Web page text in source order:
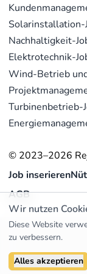
Solarinstallation-
Nachhaltigkeit-
Elektrotechnik-
Wind-Betrieb
Turbinenbetrieb-
© 2023–2026
Job inserieren
AGB
Wir nutzen
Diese Website
zu verbessern.
Alles akzeptieren